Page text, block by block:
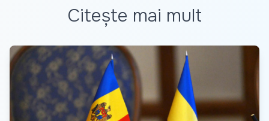
Citește mai mult